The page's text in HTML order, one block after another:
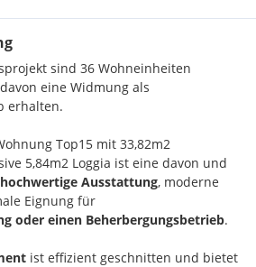
sind 36 Wohneinheiten
eine Widmung als
erhalten.
Top15 mit 33,82m2
5,84m2 Loggia ist eine davon und
hochwertige Ausstattung, moderne
Eignung für
oder einen Beherbergungsbetrieb.
ist effizient geschnitten und bietet